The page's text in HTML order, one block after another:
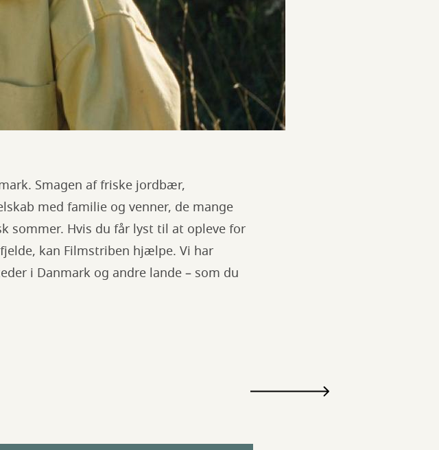
Smagen af friske jordbær,
med familie og venner, de mange
sommer. Hvis du får lyst til at opleve for
kan Filmstriben hjælpe. Vi har
i Danmark og andre lande – som du